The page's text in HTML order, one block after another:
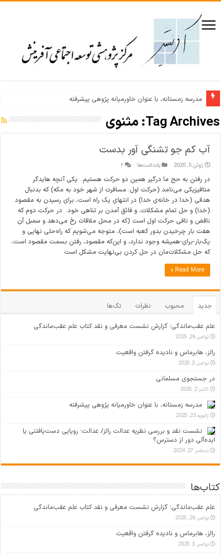
مدرسه زمستانه، با عنوان خاورمیانه پژوهی پیشرفته
Tag Archives: مثنوی
آب کم جو تشنگی آور بدست
ژوئن 5, 2020 یادداشت‌ها ۲
در رفتن به حج ما درگیر همین دو حرکت هستیم. یکی آنچه هایدگر
متافیزیکی می‌نامد (حرکت اول: مسافرت از شهر خود به مکه) که بدنبال
هدفی (خدا در خانه‌ی خدا) در انتهای یک راه است، برای رسیدن به مقصود
(خدا) و حل تمام مشکلات، و فائق آمدن بر تناهی خود. در حرکت دوم که
ناقض و نافی حرکت اول است (که در محل ملاقات رخ می‌دهد و سمبل آن
هفت بار چرخیدن بدور کعبه است)، متوجه می‌شویم که راه‌حلی نهایی و
یک‌بار-برای-همیشه وجود ندارد، و این‌که مقصود، رفتن بسمت مقصود است،
که حل مشکلات‌مان در حل کردن بی‌نهایت مشکل است
Read More »
جدید محبوب نظرات تگ‌ها
علم عقب‌ماندگی؛ گزارش نشست معرفی و نقد کتاب علم عقب‌ماندگی
نوامبر 26, 2025
رالز، هابرماس و نادیده گرفتن واقعیت
نوامبر 5, 2025
در جستجوی مسلمانی
اکتبر 2, 2025
مدرسه زمستانه، با عنوان خاورمیانه پژوهی پیشرفته
ژانویه 23, 2025
نشست نقد و بررسی نظریه عدالت رالز/ عدالت؛ رویایی دست‌یافتنی یا
ایده‌آلی دور از دسترس؟
دسامبر 27, 2024
کتاب‌ها
علم عقب‌ماندگی؛ گزارش نشست معرفی و نقد کتاب علم عقب‌ماندگی
نوامبر 26, 2025
رالز، هابرماس و نادیده گرفتن واقعیت
نوامبر 5, 2025